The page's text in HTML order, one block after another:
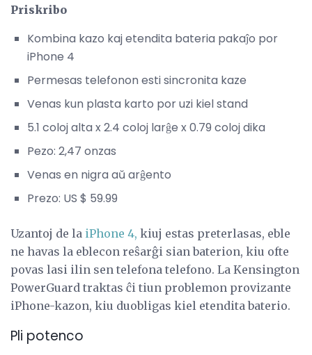
Priskribo
Kombina kazo kaj etendita bateria pakaĵo por
iPhone 4
Permesas telefonon esti sincronita kaze
Venas kun plasta karto por uzi kiel stand
5.1 coloj alta x 2.4 coloj larĝe x 0.79 coloj dika
Pezo: 2,47 onzas
Venas en nigra aŭ arĝento
Prezo: US $ 59.99
Uzantoj de la iPhone 4, kiuj estas preterlasas, eble
ne havas la eblecon reŝarĝi sian baterion, kiu ofte
povas lasi ilin sen telefona telefono. La Kensington
PowerGuard traktas ĉi tiun problemon provizante
iPhone-kazon, kiu duobligas kiel etendita baterio.
Pli potenco